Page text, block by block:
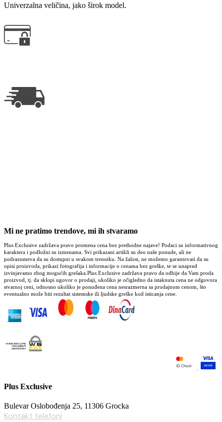
Univerzalna veličina, jako širok model.
Mi ne pratimo trendove, mi ih stvaramo
Plus Exclusive zadržava pravo promena cena bez prethodne najave! Podaci su informativnog
karaktera i podložni su izmenama. Svi prikazani artikli su deo naše ponude, ali ne
podrazumeva da su dostupni u svakom trenutku. Na žalost, ne možemo garantovati da su
opisi proizvoda, prikazi fotografija i informacije o cenama bez greške, te se unapred
izvinjavamo zbog mogućih grešaka.Plus Exclusive zadržava pravo da odbije da Vam proda
proizvod, tj. da sklopi ugovor o prodaji, ukoliko je očigledno da istaknuta cena ne odgovora
stvarnoj ceni, odnosno ukoliko je ponuđena cena nesrazmerna sa prodajnom cenom, što
eventualno može biti rezultat sistemske ili ljudske greške kod isticanja cene.
Plus Exclusive
Bulevar Oslobođenja 25, 11306 Grocka
Kontakt telefoni